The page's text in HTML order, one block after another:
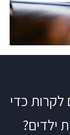
לקרות כדי
ילדים?